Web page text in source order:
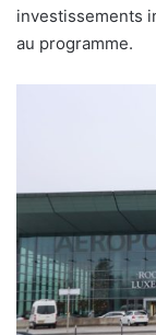
investissements
au programme.